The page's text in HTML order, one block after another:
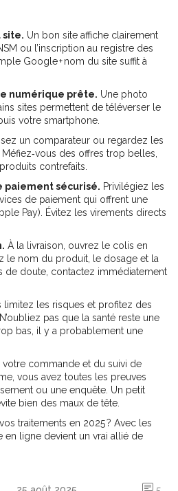
site. Un bon site affiche clairement
ou l’inscription au registre des
Google + nom du site suffit à
numérique prête. Une photo
sites permettent de téléverser le
votre smartphone.
un comparateur ou regardez les
des offres trop belles,
contrefaits.
paiement sécurisé. Privilégiez les
de paiement qui offrent une
Pay). Évitez les virements directs
À la livraison, ouvrez le colis en
le nom du produit, le dosage et la
de doute, contactez immédiatement
limitez les risques et profitez des
pas que la santé reste une
bas, il y a probablement une
commande et du suivi de
vous avez toutes les preuves
ou une enquête. Un petit
bien des maux de tête.
traitements en 2025 ? Avec les
en ligne devient un vrai allié de